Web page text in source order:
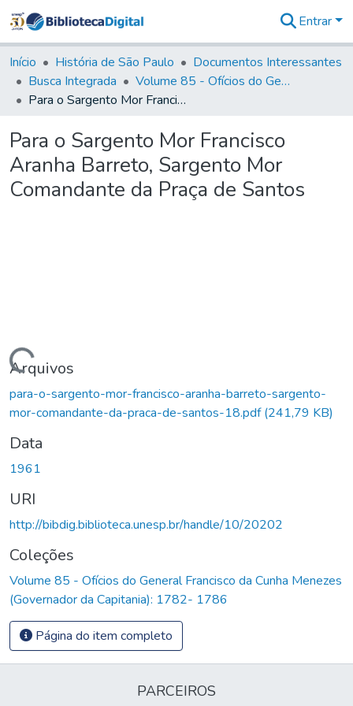
&
Coleções
Tudo na
Biblioteca
Estatísticas
Entrar
Início História de São Paulo
Documentos Interessantes
Busca Integrada
Volume 85 - Ofícios do General Francisco da Cunha Menezes (Governador da Capitania): 1782- 1786
Para o Sargento Mor Francisco Aranha Barreto, Sargento Mor Comandante da Praça de Santos
Para o Sargento Mor Francisco
Aranha Barreto, Sargento Mor
Comandante da Praça de Santos
Carregando...
Arquivos
para-o-sargento-mor-francisco-aranha-barreto-sargento-
mor-comandante-da-praca-de-santos-18.pdf(241,79 KB)
Data
1961
URI
http://bibdig.biblioteca.unesp.br/handle/10/20202
Coleções
Volume 85 - Ofícios do General Francisco da Cunha Menezes
(Governador da Capitania): 1782- 1786
Página do item completo
PARCEIROS